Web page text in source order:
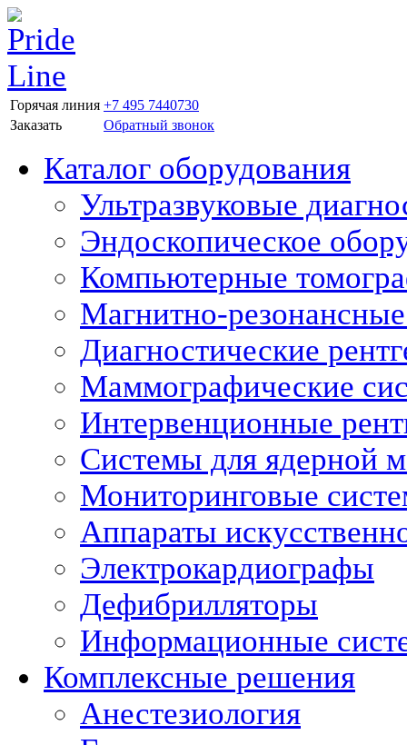
Горячая линия +7 495 7440730
Заказать
Обратный звонок
Каталог оборудования
Ультразвуковые
Эндоскопическое
Компьютерные
Магнитно-
Диагностические
Маммографические
Интервенционные
Системы для ядерной
Мониторинговые
Аппараты
Электрокардиографы
Дефибрилляторы
Информационные
Комплексные решения
Анестезиология